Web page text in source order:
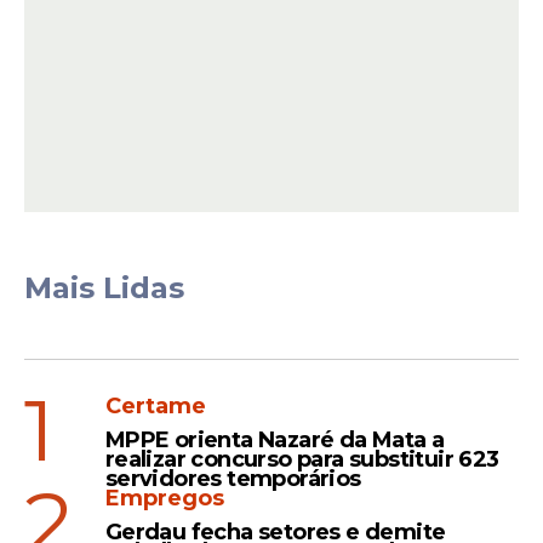
Assembleia Legislativa de Pernambuco
(Alepe).
Mais Lidas
1
Certame
MPPE orienta Nazaré da Mata a
realizar concurso para substituir 623
servidores temporários
Empregos
Gerdau fecha setores e demite